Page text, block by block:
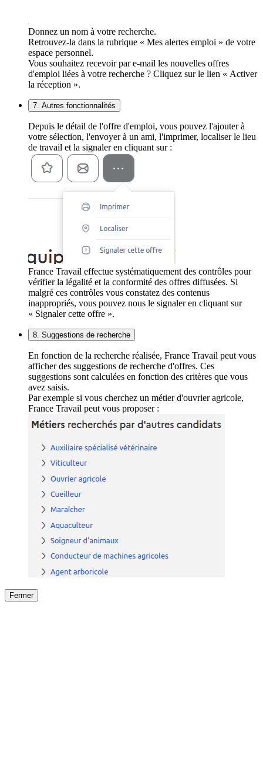
Donnez un nom à votre recherche.
Retrouvez-la dans la rubrique « Mes alertes emploi » de votre
espace personnel.
Vous souhaitez recevoir par e-mail les nouvelles offres
d'emploi liées à votre recherche ? Cliquez sur le lien « Activer
la réception ».
7. Autres fonctionnalités
Depuis le détail de l'offre d'emploi, vous pouvez l'ajouter à
votre sélection, l'envoyer à un ami, l'imprimer, localiser le lieu
de travail et la signaler en cliquant sur :
France Travail effectue systématiquement des contrôles pour
vérifier la légalité et la conformité des offres diffusées. Si
malgré ces contrôles vous constatez des contenus
inappropriés, vous pouvez nous le signaler en cliquant sur
« Signaler cette offre ».
8. Suggestions de recherche
En fonction de la recherche réalisée, France Travail peut vous
afficher des suggestions de recherche d'offres. Ces
suggestions sont calculées en fonction des critères que vous
avez saisis.
Par exemple si vous cherchez un métier d'ouvrier agricole,
France Travail peut vous proposer :
Fermer